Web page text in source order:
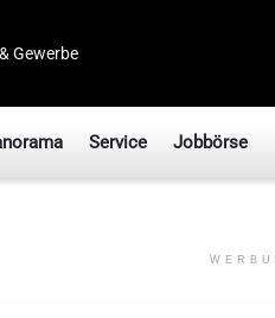
Gewerbe
Service Jobbörse